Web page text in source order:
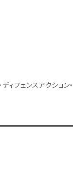
ィフェンスアクション